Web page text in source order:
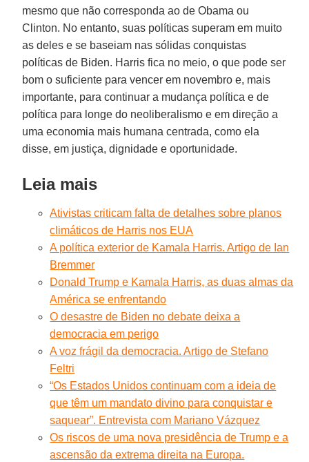
mesmo que não corresponda ao de Obama ou
Clinton. No entanto, suas políticas superam em muito
as deles e se baseiam nas sólidas conquistas
políticas de Biden. Harris fica no meio, o que pode ser
bom o suficiente para vencer em novembro e, mais
importante, para continuar a mudança política e de
política para longe do neoliberalismo e em direção a
uma economia mais humana centrada, como ela
disse, em justiça, dignidade e oportunidade.
Leia mais
Ativistas criticam falta de detalhes sobre planos
climáticos de Harris nos EUA
A política exterior de Kamala Harris. Artigo de Ian
Bremmer
Donald Trump e Kamala Harris, as duas almas da
América se enfrentando
O desastre de Biden no debate deixa a
democracia em perigo
A voz frágil da democracia. Artigo de Stefano
Feltri
“Os Estados Unidos continuam com a ideia de
que têm um mandato divino para conquistar e
saquear”. Entrevista com Mariano Vázquez
Os riscos de uma nova presidência de Trump e a
ascensão da extrema direita na Europa.